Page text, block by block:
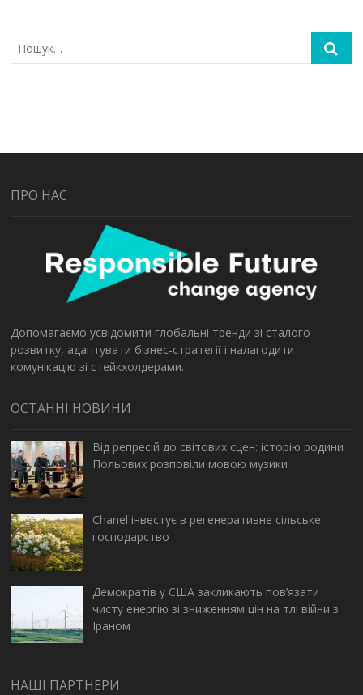
ПРО НАС
Допомагаємо усвідомити глобальні тренди зі сталого
розвитку, адаптувати бізнес-стратегії і налагодити
комунікацію зі стейкхолдерами.
ОСТАННІ НОВИНИ
Від репресій до світових сцен: історію родини
Польових розповіли мовою музики
Chanel інвестує в регенеративне сільське
господарство
Демократів у США закликають пов’язати
чисту енергію зі зниженням цін на тлі війни з
Іраном
НАШІ ПАРТНЕРИ